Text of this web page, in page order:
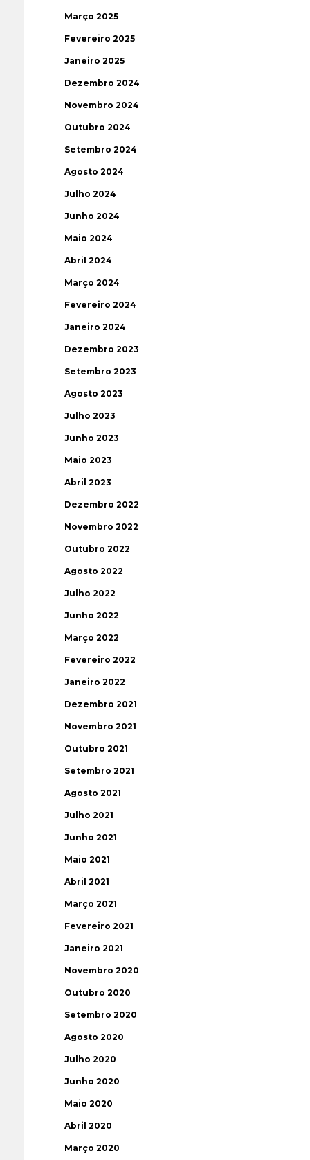
Março 2025
Fevereiro 2025
Janeiro 2025
Dezembro 2024
Novembro 2024
Outubro 2024
Setembro 2024
Agosto 2024
Julho 2024
Junho 2024
Maio 2024
Abril 2024
Março 2024
Fevereiro 2024
Janeiro 2024
Dezembro 2023
Setembro 2023
Agosto 2023
Julho 2023
Junho 2023
Maio 2023
Abril 2023
Dezembro 2022
Novembro 2022
Outubro 2022
Agosto 2022
Julho 2022
Junho 2022
Março 2022
Fevereiro 2022
Janeiro 2022
Dezembro 2021
Novembro 2021
Outubro 2021
Setembro 2021
Agosto 2021
Julho 2021
Junho 2021
Maio 2021
Abril 2021
Março 2021
Fevereiro 2021
Janeiro 2021
Novembro 2020
Outubro 2020
Setembro 2020
Agosto 2020
Julho 2020
Junho 2020
Maio 2020
Abril 2020
Março 2020